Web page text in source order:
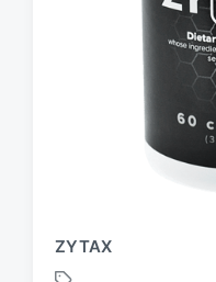
ZYTAX